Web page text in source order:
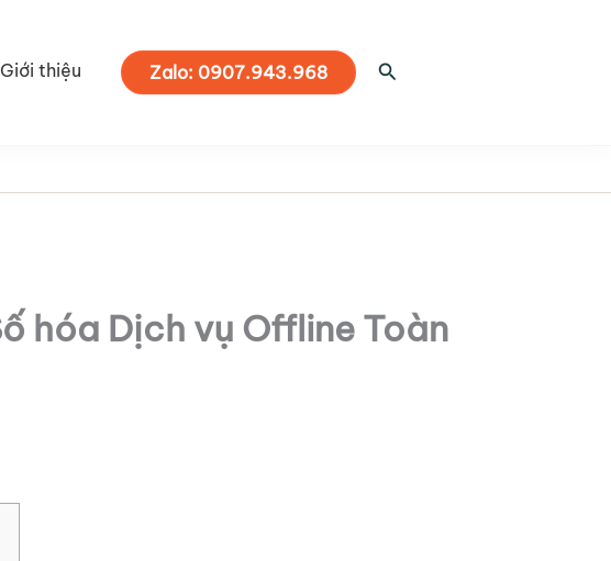
Giới thiệu Zalo: 0907.943.968
Tìm
hóa Dịch vụ Offline Toàn